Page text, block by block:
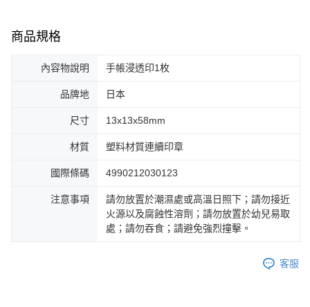
商品規格
內容物說明 手帳浸透印1枚
品牌地 日本
尺寸 13x13x58mm
材質 塑料材質連續印章
國際條碼 4990212030123
注意事項
請勿放置於潮濕處或高溫日照下；請勿接近
火源以及腐蝕性溶劑；請勿放置於幼兒易取
處；請勿吞食；請避免強烈撞擊。
客服